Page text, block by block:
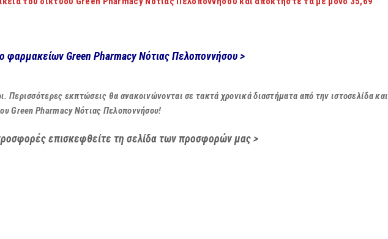
φαρμακείων Green Pharmacy Νότιας Πελοποννήσου >
Περισσότερες εκπτώσεις θα ανακοινώνονται σε τακτά χρονικά διαστήματα από την ιστοσελίδα και
Green Pharmacy Νότιας Πελοποννήσου!
επισκεφθείτε τη σελίδα των προσφορών μας >